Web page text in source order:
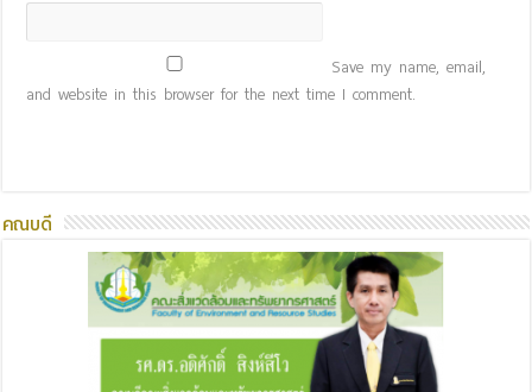
Save my name, email,
and website in this browser for the next time I comment.
คณบดี